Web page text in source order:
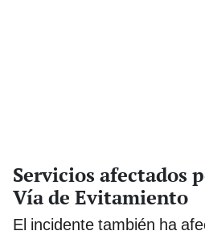
Servicios afectados
Vía de Evitamiento
El incidente también ha